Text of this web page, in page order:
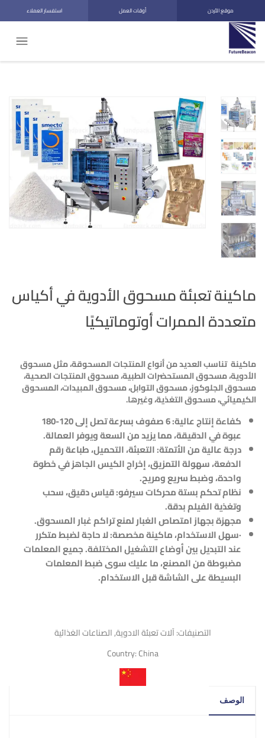
موقع الأردن أوقات العمل استفسار العملاء
ماكينة تعبئة مسحوق الأدوية في أكياس
متعددة الممرات أوتوماتيكيًا
ماكينة تناسب العديد من أنواع المنتجات المسحوقة، مثل مسحوق
الأدوية، مسحوق المستحضرات الطبية، مسحوق المنتجات الصحية،
مسحوق الجلوكوز، مسحوق التوابل، مسحوق المبيدات، المسحوق
الكيميائي، مسحوق التغذية، وغيرها.
كفاءة إنتاج عالية: 6 صفوف بسرعة تصل إلى 120-180
عبوة في الدقيقة، مما يزيد من السعة ويوفر العمالة.
درجة عالية من الأتمتة: التعبئة، التحميل، طباعة رقم
الدفعة، سهولة التمزيق، إخراج الكيس الجاهز في خطوة
واحدة، وضبط سريع ومريح.
نظام تحكم بستة محركات سيرفو: قياس دقيق، سحب
وتغذية الفيلم بدقة.
مجهزة بجهاز امتصاص الغبار لمنع تراكم غبار المسحوق.
·سهل الاستخدام، ماكينة مخصصة: لا حاجة لضبط متكرر
عند التبديل بين أوضاع التشغيل المختلفة. جميع المعلمات
مضبوطة من المصنع، ما عليك سوى ضبط المعلمات
البسيطة على الشاشة قبل الاستخدام.
التصنيفات:آلات تعبئة الادوية,الصناعات الغذائية
Country:China
الوصف